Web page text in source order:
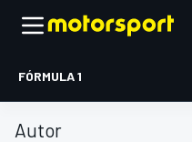
FÓRMULA 1
Autor